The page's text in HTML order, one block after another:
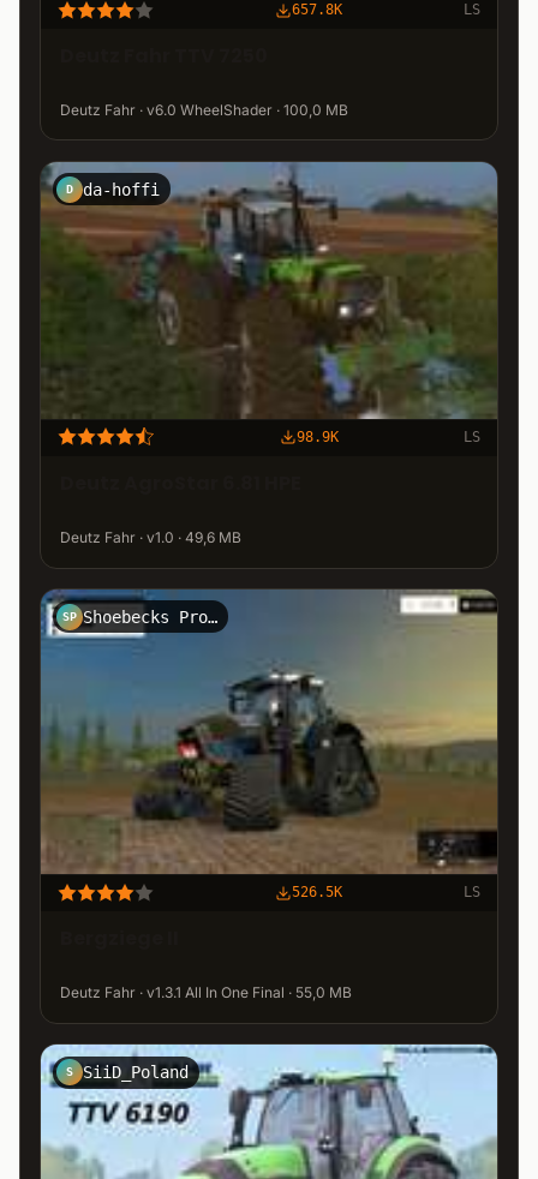
657.8K LS
Deutz Fahr · v6.0 WheelShader · 100,0 MB
D da-hoffi
98.9K LS
Deutz Fahr · v1.0 · 49,6 MB
SP Shoebecks Prototypenschmiede
526.5K LS
Deutz Fahr · v1.3.1 All In One Final · 55,0 MB
S SiiD_Poland